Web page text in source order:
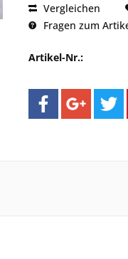
Vergleichen
Fragen zum
Artikel-Nr.: